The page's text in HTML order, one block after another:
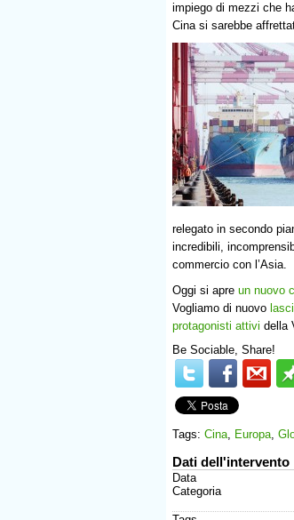
impiego di mezzi che
Cina si sarebbe
relegato in secondo
incredibili,
commercio con l’Asia.
Oggi si apre un nuovo
Vogliamo di nuovo
protagonisti attivi della
Be Sociable, Share!
Tags: Cina, Europa,
Dati dell'intervento
Data
Categoria